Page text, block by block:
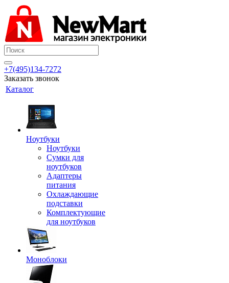
+7(495)134-7272
Заказать звонок
Каталог
Ноутбуки
Ноутбуки
Сумки для
ноутбуков
Адаптеры
питания
Охлаждающие
подставки
Комплектующие
для ноутбуков
Моноблоки